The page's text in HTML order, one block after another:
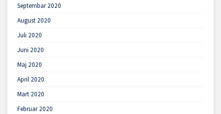
Septembar 2020
August 2020
Juli 2020
Juni 2020
Maj 2020
April 2020
Mart 2020
Februar 2020